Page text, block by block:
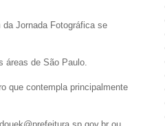
Jornada Fotográfica se
áreas de São Paulo.
que contempla principalmente